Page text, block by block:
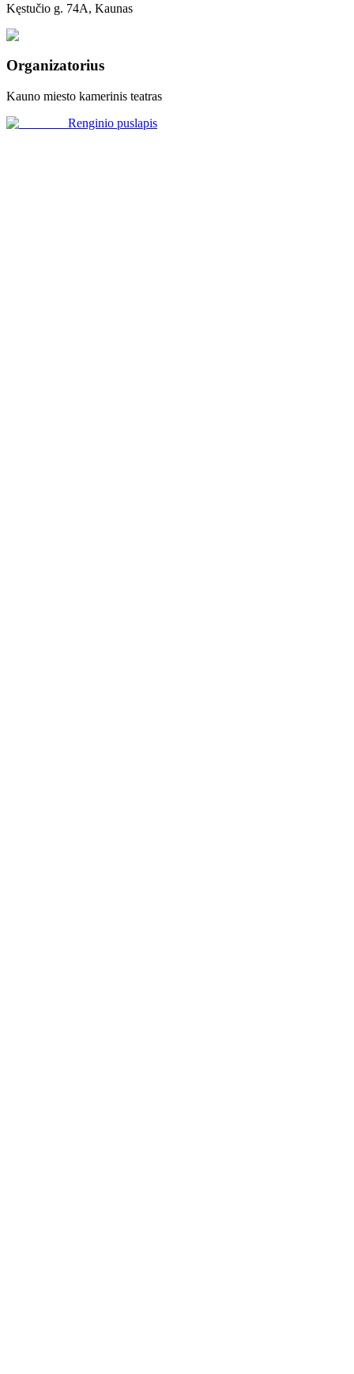
Kęstučio g. 74A, Kaunas
Organizatorius
Kauno miesto kamerinis teatras
Renginio puslapis